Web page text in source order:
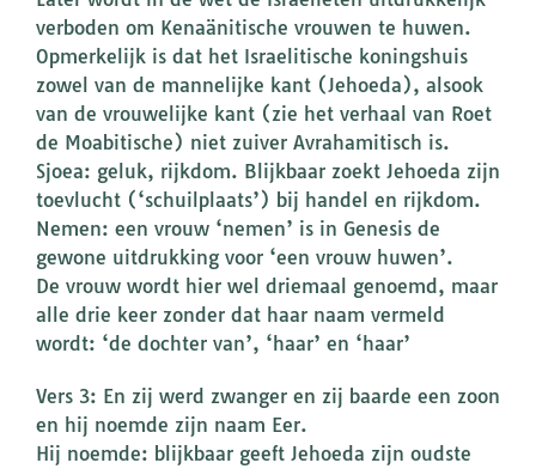
verboden om Kenaänitische vrouwen te huwen.
Opmerkelijk is dat het Israelitische koningshuis
zowel van de mannelijke kant (Jehoeda), alsook
van de vrouwelijke kant (zie het verhaal van Roet
de Moabitische) niet zuiver Avrahamitisch is.
Sjoea: geluk, rijkdom. Blijkbaar zoekt Jehoeda zijn
toevlucht (‘schuilplaats’) bij handel en rijkdom.
Nemen: een vrouw ‘nemen’ is in Genesis de
gewone uitdrukking voor ‘een vrouw huwen’.
De vrouw wordt hier wel driemaal genoemd, maar
alle drie keer zonder dat haar naam vermeld
wordt: ‘de dochter van’, ‘haar’ en ‘haar’
Vers 3: En zij werd zwanger en zij baarde een zoon
en hij noemde zijn naam Eer.
Hij noemde: blijkbaar geeft Jehoeda zijn oudste